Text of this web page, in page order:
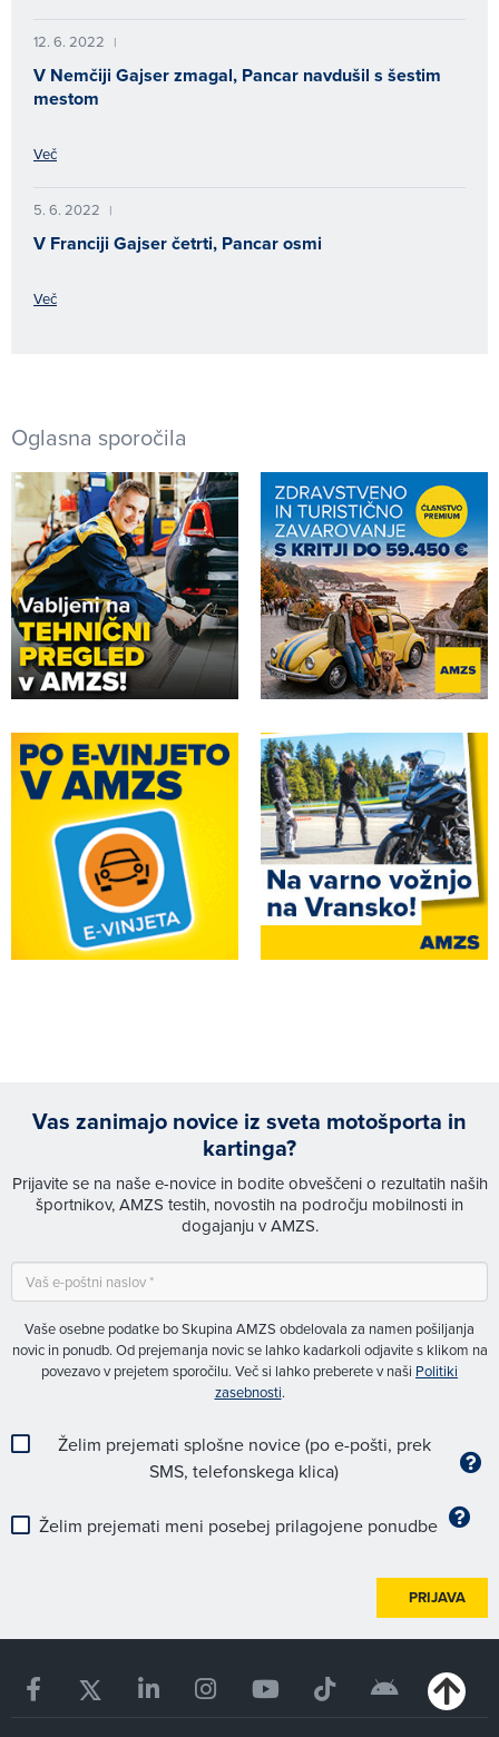
12. 6. 2022 |
V Nemčiji Gajser zmagal, Pancar navdušil s šestim
mestom
Več
5. 6. 2022 |
V Franciji Gajser četrti, Pancar osmi
Več
Oglasna sporočila
Vas zanimajo novice iz sveta motošporta in
kartinga?
Prijavite se na naše e-novice in bodite obveščeni o rezultatih naših
športnikov, AMZS testih, novostih na področju mobilnosti in
dogajanju v AMZS.
Vaše osebne podatke bo Skupina AMZS obdelovala za namen pošiljanja
novic in ponudb. Od prejemanja novic se lahko kadarkoli odjavite s klikom na
povezavo v prejetem sporočilu. Več si lahko preberete v naši Politiki
zasebnosti.
Želim prejemati splošne novice (po e-pošti, prek
SMS, telefonskega klica)
Želim prejemati meni posebej prilagojene ponudbe
PRIJAVA